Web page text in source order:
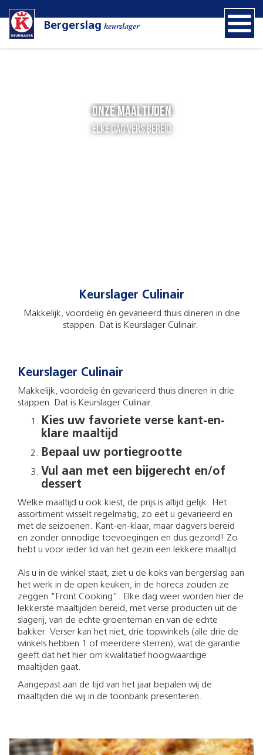
Bergerslag keurslager
Onze maaltijden
Elke dag vers bereid
Keurslager Culinair
Makkelijk, voordelig én gevarieerd thuis dineren in drie
stappen. Dat is Keurslager Culinair.
Keurslager Culinair
Makkelijk, voordelig én gevarieerd thuis dineren in drie
stappen. Dat is Keurslager Culinair.
Kies uw favoriete verse kant-en-
klare maaltijd
Bepaal uw portiegrootte
Vul aan met een bijgerecht en/of
dessert
Welke maaltijd u ook kiest, de prijs is altijd gelijk. Het
assortiment wisselt regelmatig, zo eet u gevarieerd en
met de seizoenen. Kant-en-klaar, maar dagvers bereid
en zonder onnodige toevoegingen en dus gezond! Zo
hebt u voor ieder lid van het gezin een lekkere maaltijd.
Als u in de winkel staat, ziet u de koks van bergerslag aan
het werk in de open keuken, in de horeca zouden ze
zeggen "Front Cooking". Elke dag weer worden hier de
lekkerste maaltijden bereid, met verse producten uit de
slagerij, van de echte groenteman en van de echte
bakker. Verser kan het niet, drie topwinkels (alle drie de
winkels hebben 1 of meerdere sterren), wat de garantie
geeft dat het hier om kwalitatief hoogwaardige
maaltijden gaat.
Aangepast aan de tijd van het jaar bepalen wij de
maaltijden die wij in de toonbank presenteren.